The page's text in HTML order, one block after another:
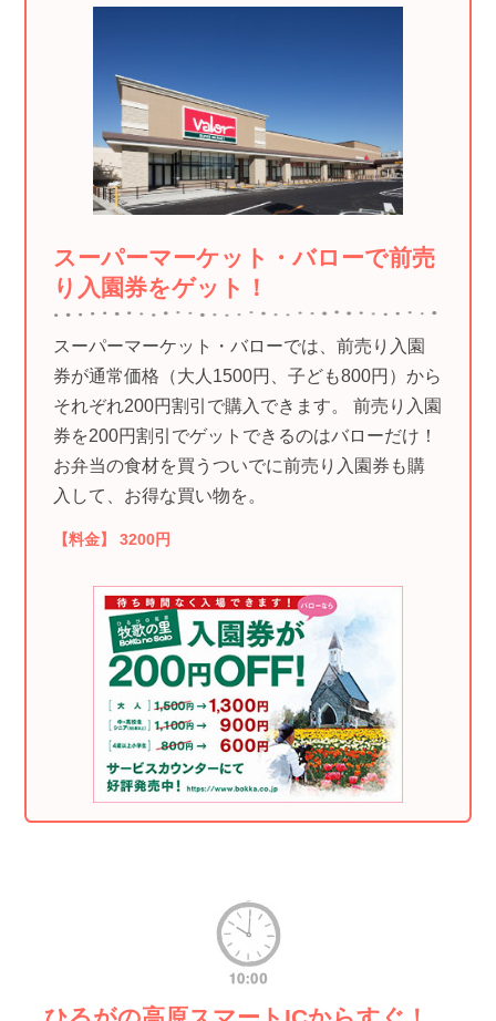
スーパーマーケット・バローで前売
り入園券をゲット！
スーパーマーケット・バローでは、前売り入園
券が通常価格（大人1500円、子ども800円）から
それぞれ200円割引で購入できます。 前売り入園
券を200円割引でゲットできるのはバローだけ！
お弁当の食材を買うついでに前売り入園券も購
入して、お得な買い物を。
【料金】 3200円